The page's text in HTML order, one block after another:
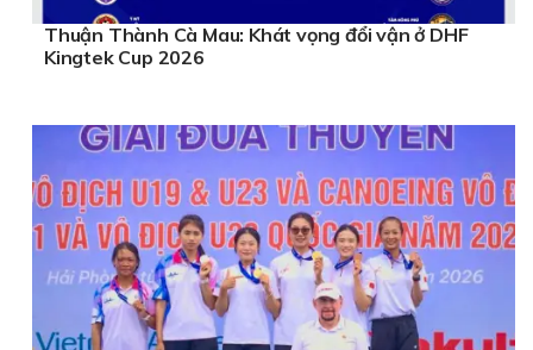
Thuận Thành Cà Mau: Khát vọng đổi vận ở DHF
Kingtek Cup 2026